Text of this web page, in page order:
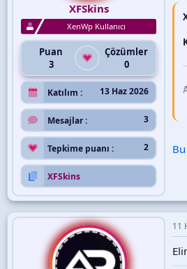
XFSkins
XenWp Kullanıcı
Puan
3
Çözümler
0
Katılım 13 Haz 2026
Mesajlar 3
Tepkime puanı 2
XFSkins
11